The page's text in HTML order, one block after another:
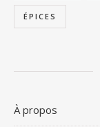
ÉPICES
À propos